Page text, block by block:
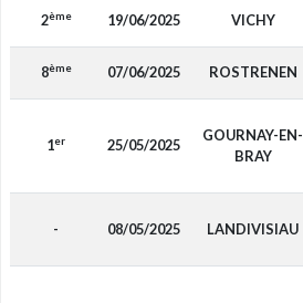
2ème 19/06/2025 VICHY
8ème 07/06/2025 ROSTRENEN
1er 25/05/2025
GOURNAY-EN-
BRAY
- 08/05/2025 LANDIVISIAU